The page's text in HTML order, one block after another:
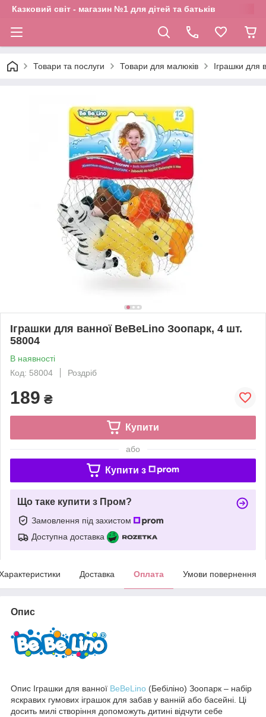
Казковий світ - магазин №1 для дітей та батьків
Товари та послуги Товари для малюків Іграшки для
Іграшки для ванної BeBeLino Зоопарк, 4 шт.
58004
В наявності
Код: 58004
Роздріб
189 ₴
Купити
або
Купити з
Що таке купити з Пром?
Замовлення під захистом
Доступна доставка
Доставка Оплата Умови повернення
Опис
Опис Іграшки для ванної BeBeLino (Бебіліно) Зоопарк – набір
яскравих гумових іграшок для забав у ванній або басейні. Ці
досить милі створіння допоможуть дитині відчути себе